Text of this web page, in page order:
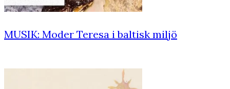
MUSIK: Moder Teresa i baltisk miljö